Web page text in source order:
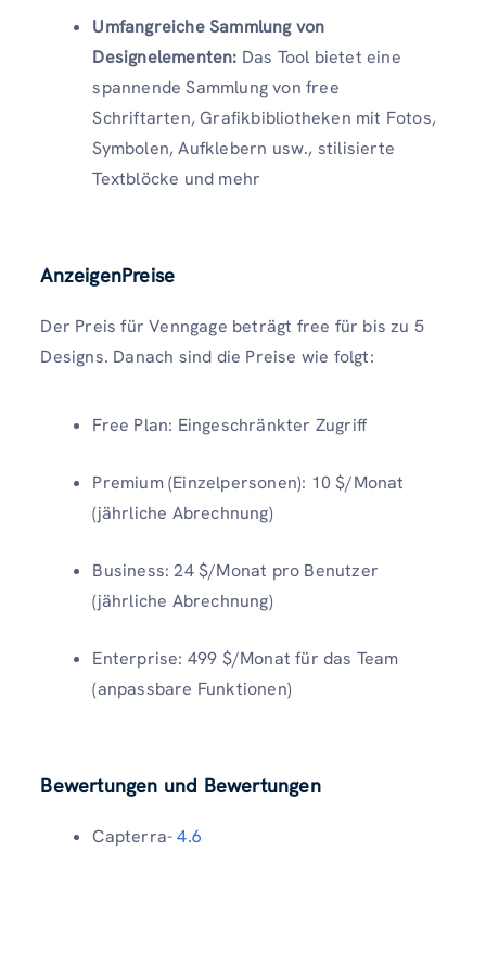
Umfangreiche Sammlung von
Designelementen: Das Tool bietet eine
spannende Sammlung von free
Schriftarten, Grafikbibliotheken mit Fotos,
Symbolen, Aufklebern usw., stilisierte
Textblöcke und mehr
AnzeigenPreise
Der Preis für Venngage beträgt free für bis zu 5
Designs. Danach sind die Preise wie folgt:
Free Plan: Eingeschränkter Zugriff
Premium (Einzelpersonen): 10 $/Monat
(jährliche Abrechnung)
Business: 24 $/Monat pro Benutzer
(jährliche Abrechnung)
Enterprise: 499 $/Monat für das Team
(anpassbare Funktionen)
Bewertungen und Bewertungen
Capterra-4.6